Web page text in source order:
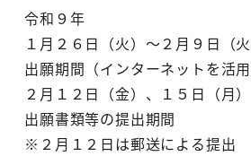
令和９年
１月２６日（火）～２月９日（火
出願期間（インターネットを活用
２月１２日（金）、１５日（月）
出願書類等の提出期間
※２月１２日は郵送による提出